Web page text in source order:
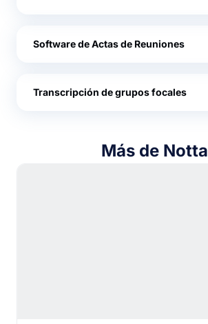
Software de Actas de Reuniones
Transcripción de grupos focales
Más de Notta